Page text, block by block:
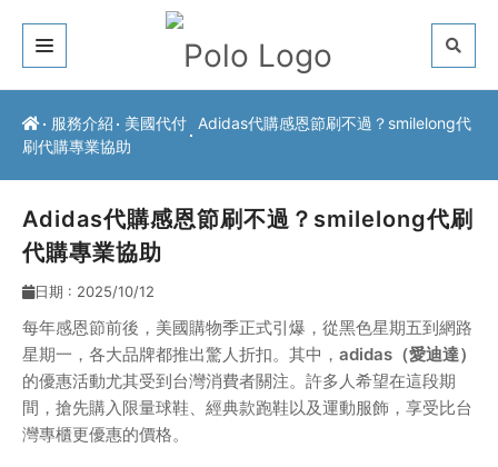
關於我們
服務介紹
常見問題
最新公告
聯絡方式
服務介紹 美國代付
Adidas代購感恩節刷不過？smilelong代
刷代購專業協助
Adidas代購感恩節刷不過？smilelong代刷
代購專業協助
日期 : 2025/10/12
每年感恩節前後，美國購物季正式引爆，從黑色星期五到網路
星期一，各大品牌都推出驚人折扣。其中， adidas（愛迪達）
的優惠活動尤其受到台灣消費者關注。許多人希望在這段期
間，搶先購入限量球鞋、經典款跑鞋以及運動服飾，享受比台
灣專櫃更優惠的價格。